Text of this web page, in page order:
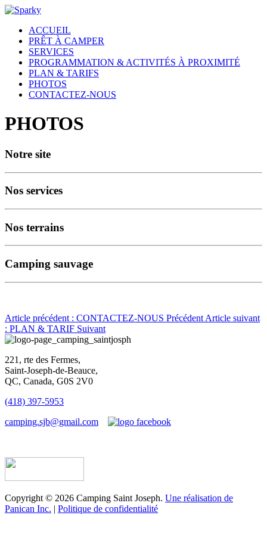
ACCUEIL
PRÊT À CAMPER
SERVICES
PROGRAMMATION & ACTIVITÉS À PROXIMITÉ
PLAN & TARIFS
PHOTOS
CONTACTEZ-NOUS
PHOTOS
Notre site
Nos services
Nos terrains
Camping sauvage
Article précédent : CONTACTEZ-NOUS Précédent Article suivant
: PLAN & TARIF Suivant
221, rte des Fermes,
Saint-Joseph-de-Beauce,
QC, Canada, G0S 2V0
(418) 397-5953
camping.sjb@gmail.com
Copyright © 2026 Camping Saint Joseph. Une réalisation de
Panican Inc. | Politique de confidentialité